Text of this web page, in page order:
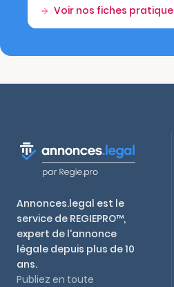
Voir nos fiches
Annonces.legal est le
service de REGIEPRO™,
expert de l'annonce
légale depuis plus de 10
ans.
Publiez en toute